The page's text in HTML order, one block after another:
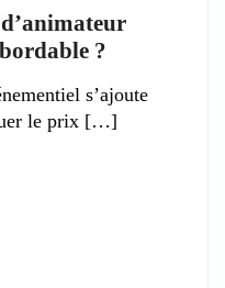
?
s’ajoute
le prix